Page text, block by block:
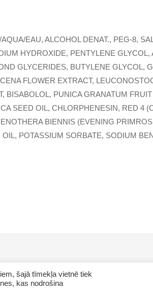
EAU, ALCOHOL DENAT., PEG-8,
HYDROXIDE, PENTYLENE GLYCOL,
GLYCERIDES, BUTYLENE GLYCOL,
FLOWER EXTRACT,
BISABOLOL, PUNICA GRANATUM
SEED OIL, CHLORPHENESIN, RED 4
BIENNIS (EVENING
POTASSIUM SORBATE, SODIUM
šajā tīmekļa vietnē tiek
kas nodrošina